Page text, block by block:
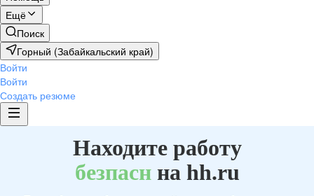
Ещё
Поиск
Горный (Забайкальский край)
Войти
Войти
Создать резюме
Находите работу
безпаснна hh.ru